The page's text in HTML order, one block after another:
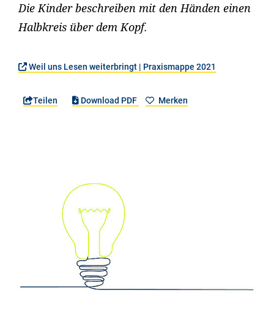
Die Kinder beschreiben mit den Händen einen
Halbkreis über dem Kopf.
Weil uns Lesen weiterbringt | Praxismappe 2021
Teilen Download PDF Merken